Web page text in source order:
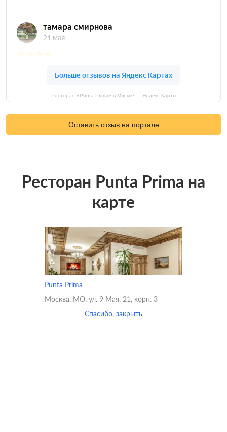
Ресторан «Punta Prima» в Москве — Яндекс Карты
Оставить отзыв на портале
Ресторан Punta Prima на
карте
Punta Prima
Москва, МО, ул. 9 Мая, 21, корп. 3
Спасибо, закрыть